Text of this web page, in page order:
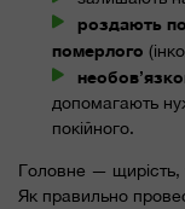
роздають
померлого
допомагають
покійного.
Головне — щирість,
Як правильно